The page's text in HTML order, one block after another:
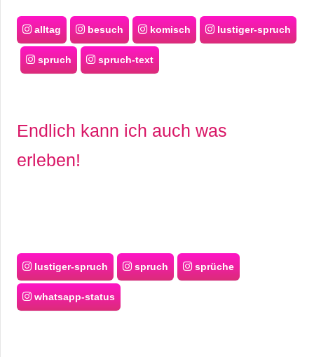
alltag besuch komisch lustiger-spruch
spruch spruch-text
Endlich kann ich auch was
erleben!
lustiger-spruch spruch sprüche
whatsapp-status